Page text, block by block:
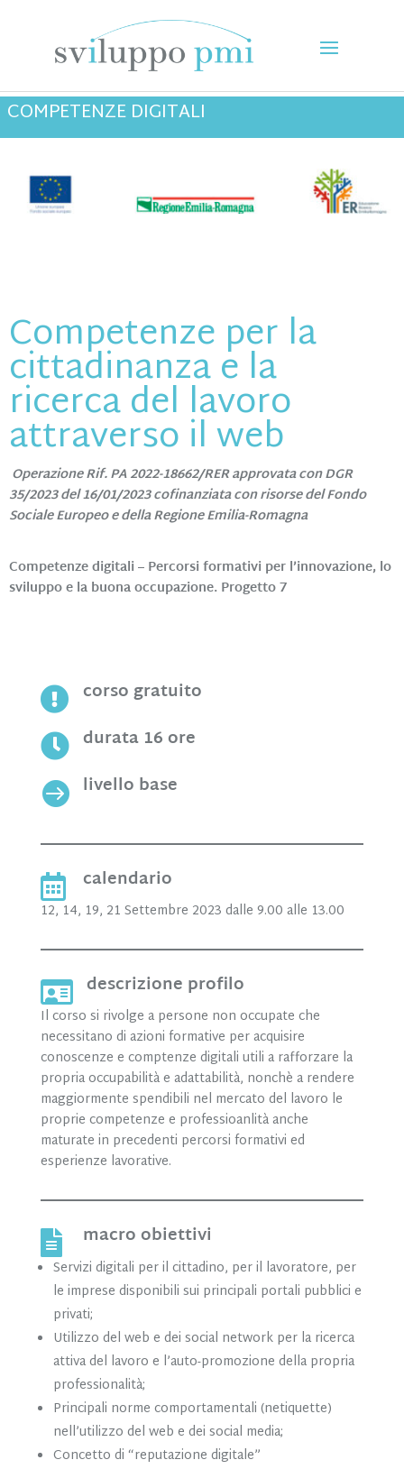
COMPETENZE DIGITALI
Competenze per la
cittadinanza e la
ricerca del lavoro
attraverso il web
Operazione Rif. PA 2022-18662/RER approvata con DGR
35/2023 del 16/01/2023cofinanziata con risorse del Fondo
Sociale Europeo e della Regione Emilia-Romagna
Competenze digitali – Percorsi formativi per l’innovazione, lo
sviluppo e la buona occupazione. Progetto 7
 corso gratuito
 durata 16 ore
 livello base
 calendario
12, 14, 19, 21 Settembre 2023 dalle 9.00 alle 13.00
 descrizione profilo
Il corso si rivolge a persone non occupate che
necessitano di azioni formative per acquisire
conoscenze e comptenze digitali utili a rafforzare la
propria occupabilità e adattabilità, nonchè a rendere
maggiormente spendibili nel mercato del lavoro le
proprie competenze e professioanlità anche
maturate in precedenti percorsi formativi ed
esperienze lavorative.
 macro obiettivi
Servizi digitali per il cittadino, per il lavoratore, per
le imprese disponibili sui principali portali pubblici e
privati;
Utilizzo del web e dei social network per la ricerca
attiva del lavoro e l’auto-promozione della propria
professionalità;
Principali norme comportamentali (netiquette)
nell’utilizzo del web e dei social media;
Concetto di “reputazione digitale”